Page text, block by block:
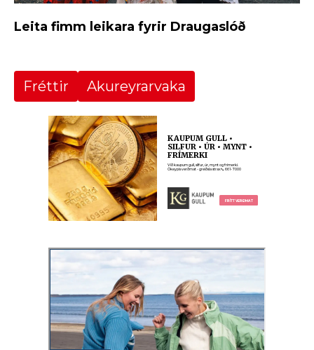
Leita fimm leikara fyrir Draugaslóð
Fréttir Akureyrarvaka